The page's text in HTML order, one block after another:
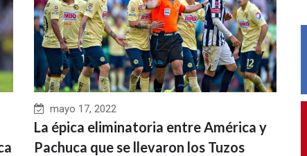
mayo 17, 2022
La épica eliminatoria entre América y
Pachuca que se llevaron los Tuzos